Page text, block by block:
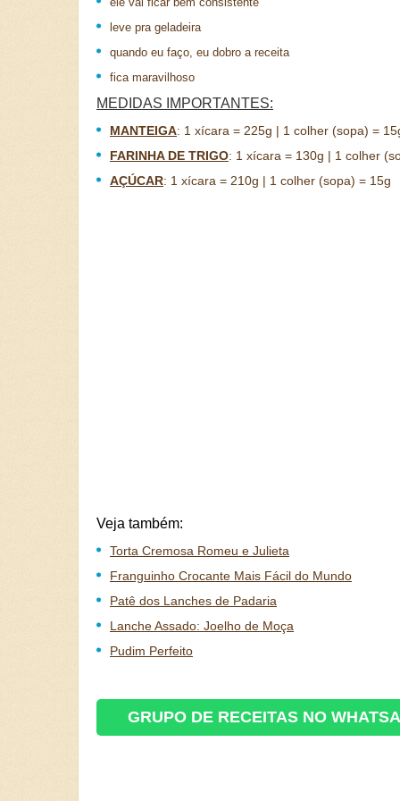
leve pra geladeira
quando eu faço, eu dobro a receita
fica maravilhoso
MEDIDAS IMPORTANTES:
MANTEIGA: 1 xícara = 225g | 1 colher (sopa) =
FARINHA DE TRIGO: 1 xícara = 130g | 1 colher
AÇÚCAR: 1 xícara = 210g | 1 colher (sopa) = 15g
Veja também:
Torta Cremosa Romeu e Julieta
Franguinho Crocante Mais Fácil do Mundo
Patê dos Lanches de Padaria
Lanche Assado: Joelho de Moça
Pudim Perfeito
GRUPO DE RECEITAS NO